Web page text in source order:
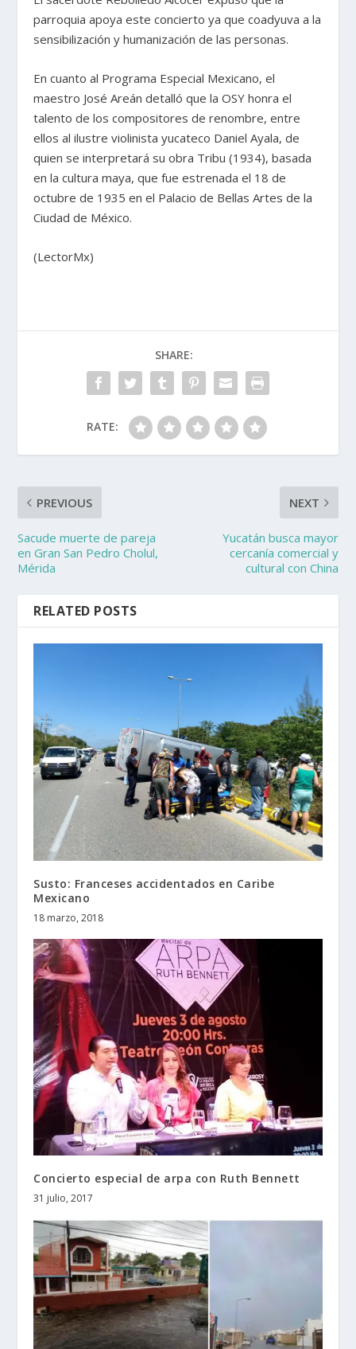
parroquia apoya este concierto ya que coadyuva a la
sensibilización y humanización de las personas.
En cuanto al Programa Especial Mexicano, el
maestro José Areán detalló que la OSY honra el
talento de los compositores de renombre, entre
ellos al ilustre violinista yucateco Daniel Ayala, de
quien se interpretará su obra Tribu (1934), basada
en la cultura maya, que fue estrenada el 18 de
octubre de 1935 en el Palacio de Bellas Artes de la
Ciudad de México.
(LectorMx)
SHARE:
RATE:
PREVIOUS
Sacude muerte de pareja
en Gran San Pedro Cholul,
Mérida
NEXT
Yucatán busca mayor
cercanía comercial y
cultural con China
RELATED POSTS
Susto: Franceses accidentados en Caribe
Mexicano
18 marzo, 2018
Concierto especial de arpa con Ruth Bennett
31 julio, 2017